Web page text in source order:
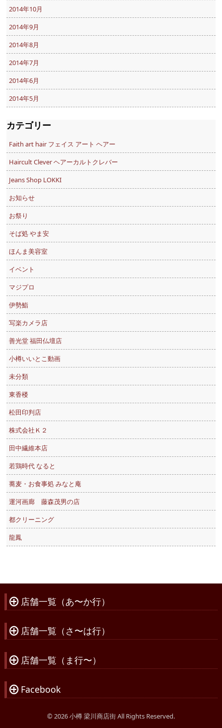
2014年10月
2014年9月
2014年8月
2014年7月
2014年6月
2014年5月
カテゴリー
Faith art hair フェイス アート ヘアー
Haircult Clever ヘアーカルトクレバー
Jeans Shop LOKKI
お知らせ
お祭り
そば処 やま安
ほんま美容室
イベント
マジプロ
伊勢鮨
写楽カメラ店
善光堂 福田仏壇店
小樽いいとこ動画
未分類
東香楼
松田印判店
株式会社Ｋ２
田中繊維本店
若鶏時代 なると
蕎麦・お食事処 みなと庵
運河画廊 藤森茂男の店
都クリーニング
龍鳳
À 店舗一覧（あ〜か行）
À 店舗一覧（さ〜は行）
À 店舗一覧（ま行〜）
À Facebook
© 2026 小樽 梁川商店街 All Rights Reserved.